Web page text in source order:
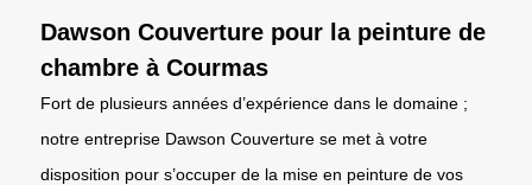
Dawson Couverture pour la peinture de
chambre à Courmas
Fort de plusieurs années d’expérience dans le domaine ;
notre entreprise Dawson Couverture se met à votre
disposition pour s’occuper de la mise en peinture de vos